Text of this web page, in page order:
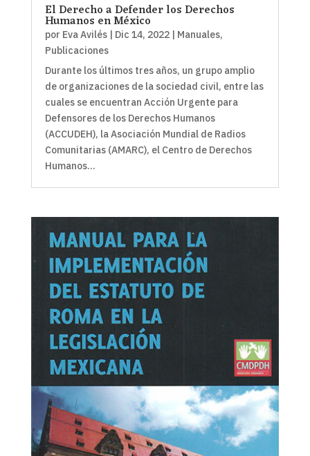
El Derecho a Defender los Derechos
Humanos en México
por Eva Avilés| Dic 14, 2022| Manuales,
Publicaciones
Durante los últimos tres años, un grupo amplio
de organizaciones de la sociedad civil, entre las
cuales se encuentran Acción Urgente para
Defensores de los Derechos Humanos
(ACCUDEH), la Asociación Mundial de Radios
Comunitarias (AMARC), el Centro de Derechos
Humanos...